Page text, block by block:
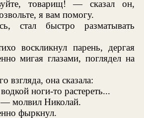
товарищ! — сказал он,
я вам помогу.
стал быстро разматывать
воскликнул парень, дергая
мигая глазами, поглядел на
взгляда, она сказала:
ноги-то растереть...
молвил Николай.
фыркнул.